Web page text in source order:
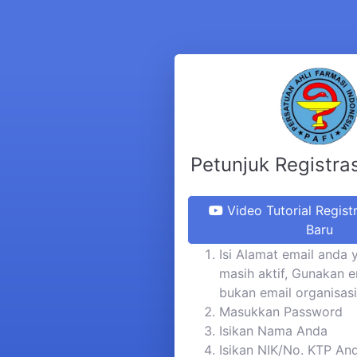
Petunjuk
Video Tutorial
Baru
Isi Alamat email anda
masih aktif, Gunakan
bukan email organisasi
Masukkan Password
Isikan Nama Anda
Isikan NIK/No. KTP